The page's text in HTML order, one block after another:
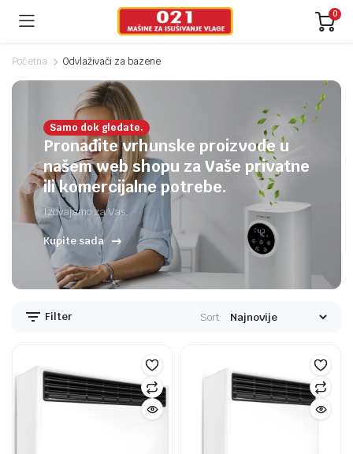
0
Početna Odvlaživači za bazene
Samo dok gledate.
Pronađite vrhunske proizvode u
našem web shopu za Vaše privatne
ili komercijalne potrebe.
Izdvajamo za Vas.
Kupite sada
Filter Sort: